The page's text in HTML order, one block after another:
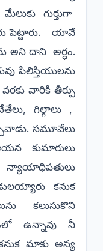
గుర్తుగా
పెట్టారు. యావే
అని దాని అర్ధం.
పిలిస్తియులను
వారికి తీర్పు
గిల్గాలు ,
సమూవేలు
కుమారులు
కనుక
కలుసుకొని
ఉన్నావు నీ
మాకు అన్య